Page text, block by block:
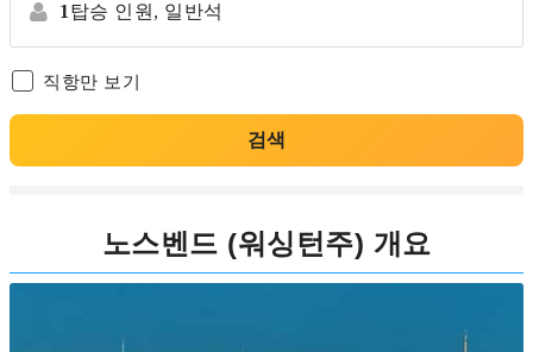
1 탑승 인원, 일반석
직항만 보기
검색
노스벤드 (워싱턴주) 개요